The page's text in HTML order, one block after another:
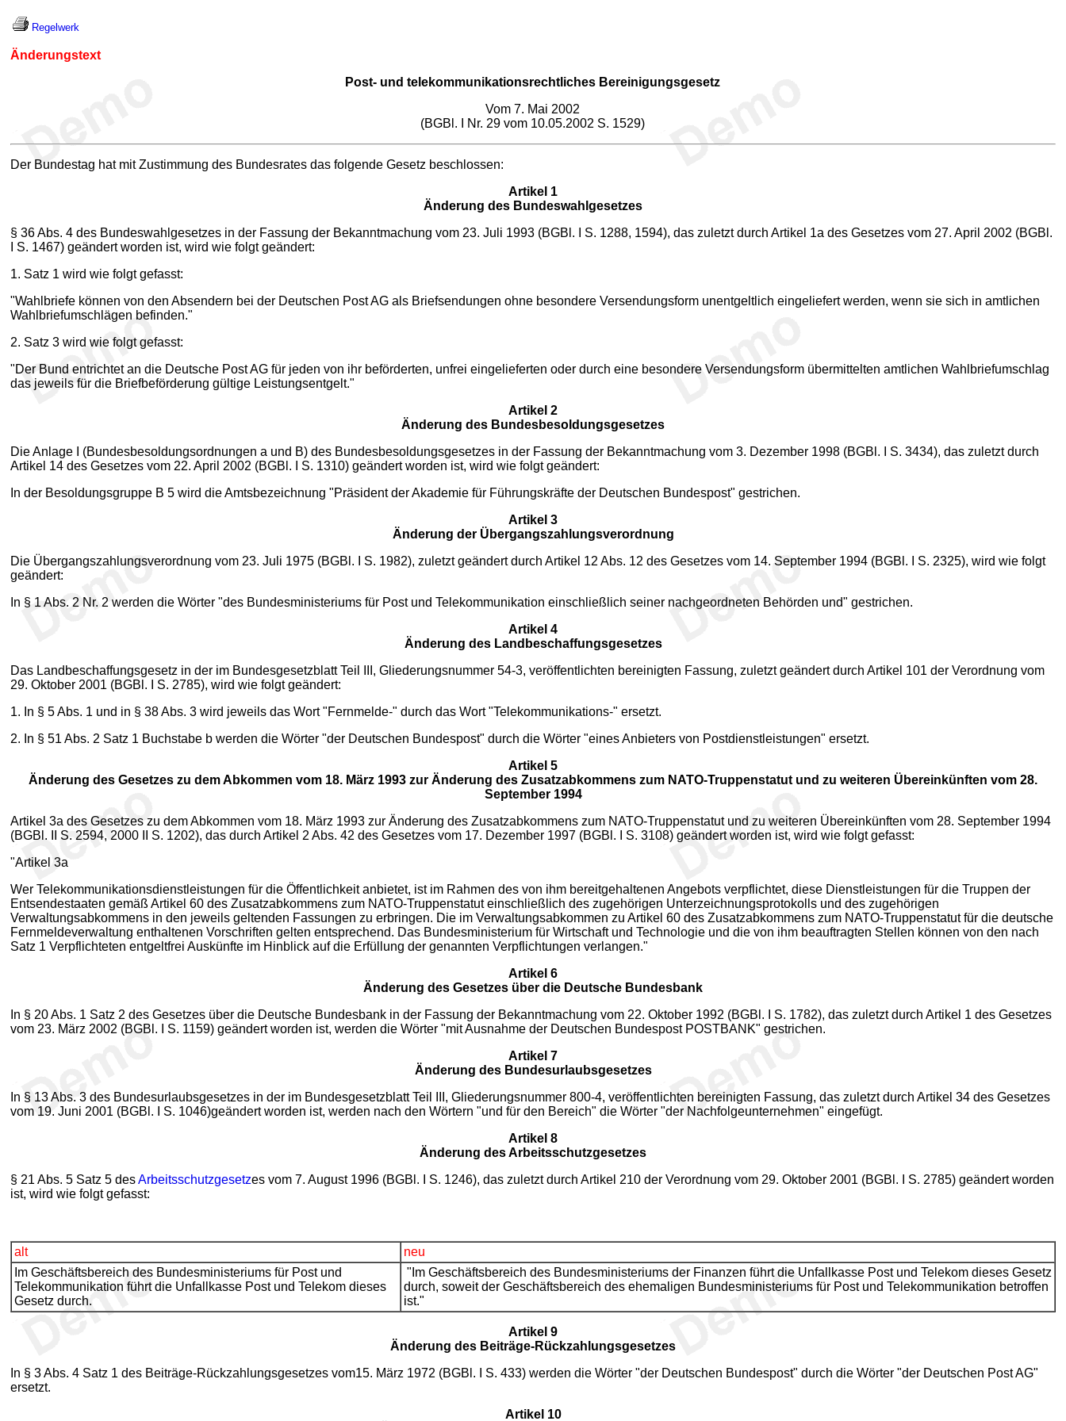
Regelwerk
Änderungstext
Post- und telekommunikationsrechtliches Bereinigungsgesetz
Vom 7. Mai 2002
(BGBl. I Nr. 29 vom 10.05.2002 S. 1529)
Der Bundestag hat mit Zustimmung des Bundesrates das folgende Gesetz beschlossen:
Artikel 1
Änderung des Bundeswahlgesetzes
§ 36 Abs. 4 des Bundeswahlgesetzes in der Fassung der Bekanntmachung vom 23. Juli 1993 (BGBl. I S. 1288, 1594), das zuletzt durch Artikel 1a des Gesetzes vom 27. April 2002 (BGBl.
I S. 1467) geändert worden ist, wird wie folgt geändert:
1. Satz 1 wird wie folgt gefasst:
"Wahlbriefe können von den Absendern bei der Deutschen Post AG als Briefsendungen ohne besondere Versendungsform unentgeltlich eingeliefert werden, wenn sie sich in amtlichen
Wahlbriefumschlägen befinden."
2. Satz 3 wird wie folgt gefasst:
"Der Bund entrichtet an die Deutsche Post AG für jeden von ihr beförderten, unfrei eingelieferten oder durch eine besondere Versendungsform übermittelten amtlichen Wahlbriefumschlag
das jeweils für die Briefbeförderung gültige Leistungsentgelt."
Artikel 2
Änderung des Bundesbesoldungsgesetzes
Die Anlage I (Bundesbesoldungsordnungen a und B) des Bundesbesoldungsgesetzes in der Fassung der Bekanntmachung vom 3. Dezember 1998 (BGBl. I S. 3434), das zuletzt durch
Artikel 14 des Gesetzes vom 22. April 2002 (BGBl. I S. 1310) geändert worden ist, wird wie folgt geändert:
In der Besoldungsgruppe B 5 wird die Amtsbezeichnung "Präsident der Akademie für Führungskräfte der Deutschen Bundespost" gestrichen.
Artikel 3
Änderung der Übergangszahlungsverordnung
Die Übergangszahlungsverordnung vom 23. Juli 1975 (BGBl. I S. 1982), zuletzt geändert durch Artikel 12 Abs. 12 des Gesetzes vom 14. September 1994 (BGBl. I S. 2325), wird wie folgt
geändert:
In § 1 Abs. 2 Nr. 2 werden die Wörter "des Bundesministeriums für Post und Telekommunikation einschließlich seiner nachgeordneten Behörden und" gestrichen.
Artikel 4
Änderung des Landbeschaffungsgesetzes
Das Landbeschaffungsgesetz in der im Bundesgesetzblatt Teil III, Gliederungsnummer 54-3, veröffentlichten bereinigten Fassung, zuletzt geändert durch Artikel 101 der Verordnung vom
29. Oktober 2001 (BGBl. I S. 2785), wird wie folgt geändert:
1. In § 5 Abs. 1 und in § 38 Abs. 3 wird jeweils das Wort "Fernmelde-" durch das Wort "Telekommunikations-" ersetzt.
2. In § 51 Abs. 2 Satz 1 Buchstabe b werden die Wörter "der Deutschen Bundespost" durch die Wörter "eines Anbieters von Postdienstleistungen" ersetzt.
Artikel 5
Änderung des Gesetzes zu dem Abkommen vom 18. März 1993 zur Änderung des Zusatzabkommens zum NATO-Truppenstatut und zu weiteren Übereinkünften vom 28.
September 1994
Artikel 3a des Gesetzes zu dem Abkommen vom 18. März 1993 zur Änderung des Zusatzabkommens zum NATO-Truppenstatut und zu weiteren Übereinkünften vom 28. September 1994
(BGBl. II S. 2594, 2000 II S. 1202), das durch Artikel 2 Abs. 42 des Gesetzes vom 17. Dezember 1997 (BGBl. I S. 3108) geändert worden ist, wird wie folgt gefasst:
"Artikel 3a
Wer Telekommunikationsdienstleistungen für die Öffentlichkeit anbietet, ist im Rahmen des von ihm bereitgehaltenen Angebots verpflichtet, diese Dienstleistungen für die Truppen der
Entsendestaaten gemäß Artikel 60 des Zusatzabkommens zum NATO-Truppenstatut einschließlich des zugehörigen Unterzeichnungsprotokolls und des zugehörigen
Verwaltungsabkommens in den jeweils geltenden Fassungen zu erbringen. Die im Verwaltungsabkommen zu Artikel 60 des Zusatzabkommens zum NATO-Truppenstatut für die deutsche
Fernmeldeverwaltung enthaltenen Vorschriften gelten entsprechend. Das Bundesministerium für Wirtschaft und Technologie und die von ihm beauftragten Stellen können von den nach
Satz 1 Verpflichteten entgeltfrei Auskünfte im Hinblick auf die Erfüllung der genannten Verpflichtungen verlangen."
Artikel 6
Änderung des Gesetzes über die Deutsche Bundesbank
In § 20 Abs. 1 Satz 2 des Gesetzes über die Deutsche Bundesbank in der Fassung der Bekanntmachung vom 22. Oktober 1992 (BGBl. I S. 1782), das zuletzt durch Artikel 1 des Gesetzes
vom 23. März 2002 (BGBl. I S. 1159) geändert worden ist, werden die Wörter "mit Ausnahme der Deutschen Bundespost POSTBANK" gestrichen.
Artikel 7
Änderung des Bundesurlaubsgesetzes
In § 13 Abs. 3 des Bundesurlaubsgesetzes in der im Bundesgesetzblatt Teil III, Gliederungsnummer 800-4, veröffentlichten bereinigten Fassung, das zuletzt durch Artikel 34 des Gesetzes
vom 19. Juni 2001 (BGBl. I S. 1046)geändert worden ist, werden nach den Wörtern "und für den Bereich" die Wörter "der Nachfolgeunternehmen" eingefügt.
Artikel 8
Änderung des Arbeitsschutzgesetzes
§ 21 Abs. 5 Satz 5 desArbeitsschutzgesetzes vom 7. August 1996 (BGBl. I S. 1246), das zuletzt durch Artikel 210 der Verordnung vom 29. Oktober 2001 (BGBl. I S. 2785) geändert worden
ist, wird wie folgt gefasst:
alt
neu
Im Geschäftsbereich des Bundesministeriums für Post und
Telekommunikation führt die Unfallkasse Post und Telekom dieses
Gesetz durch.
"Im Geschäftsbereich des Bundesministeriums der Finanzen führt die Unfallkasse Post und Telekom dieses Gesetz
durch, soweit der Geschäftsbereich des ehemaligen Bundesministeriums für Post und Telekommunikation betroffen
ist."
Artikel 9
Änderung des Beiträge-Rückzahlungsgesetzes
In § 3 Abs. 4 Satz 1 des Beiträge-Rückzahlungsgesetzes vom15. März 1972 (BGBl. I S. 433) werden die Wörter "der Deutschen Bundespost" durch die Wörter "der Deutschen Post AG"
ersetzt.
Artikel 10